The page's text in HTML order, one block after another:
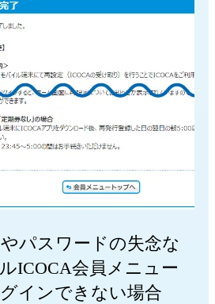
パスワードの失念な
ICOCA会員メニュー
インできない場合